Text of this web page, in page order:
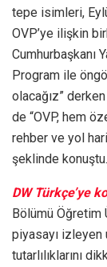
tepe isimleri,
OVP’ye ilişkin
Cumhurbaşkanı
Program ile
olacağız”
de “OVP, hem
rehber ve yol
şeklinde konuştu.
DW Türkçe’ye
Bölümü Öğretim
piyasayı izleyen
tutarlılıklarını